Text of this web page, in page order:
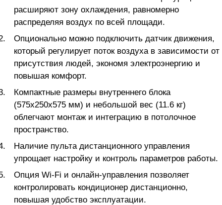
расширяют зону охлаждения, равномерно
распределяя воздух по всей площади.
Опционально можно подключить датчик движения,
который регулирует поток воздуха в зависимости от
присутствия людей, экономя электроэнергию и
повышая комфорт.
Компактные размеры внутреннего блока
(575x250x575 мм) и небольшой вес (11.6 кг)
облегчают монтаж и интеграцию в потолочное
пространство.
Наличие пульта дистанционного управления
упрощает настройку и контроль параметров работы.
Опция Wi-Fi и онлайн-управления позволяет
контролировать кондиционер дистанционно,
повышая удобство эксплуатации.